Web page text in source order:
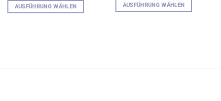
AUSFÜHRUNG WÄHLEN AUSFÜHRUNG WÄHLEN